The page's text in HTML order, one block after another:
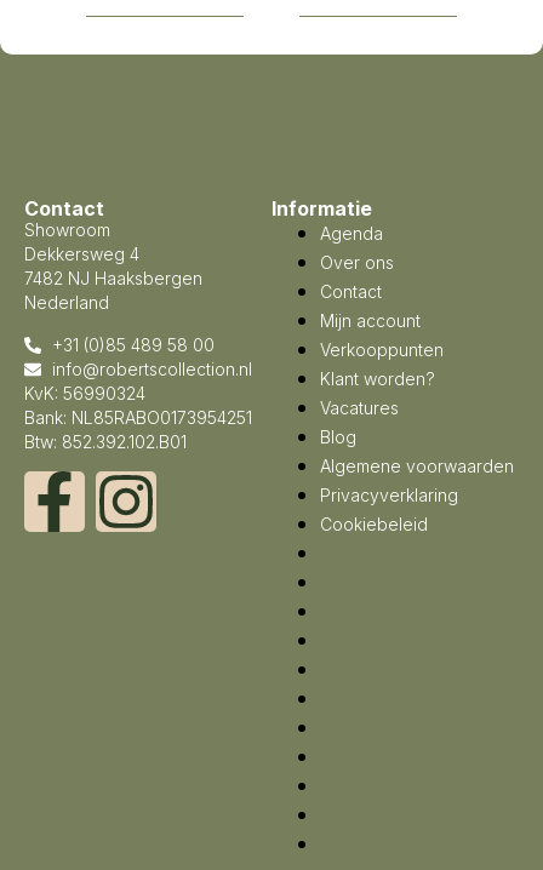
Contact
Showroom
Dekkersweg 4
7482 NJ Haaksbergen
Nederland
+31 (0)85 489 58 00
info@robertscollection.nl
KvK: 56990324
Bank: NL85RABO0173954251
Btw: 852.392.102.B01
Informatie
Agenda
Over ons
Contact
Mijn account
Verkooppunten
Klant worden?
Vacatures
Blog
Algemene voorwaarden
Privacyverklaring
Cookiebeleid